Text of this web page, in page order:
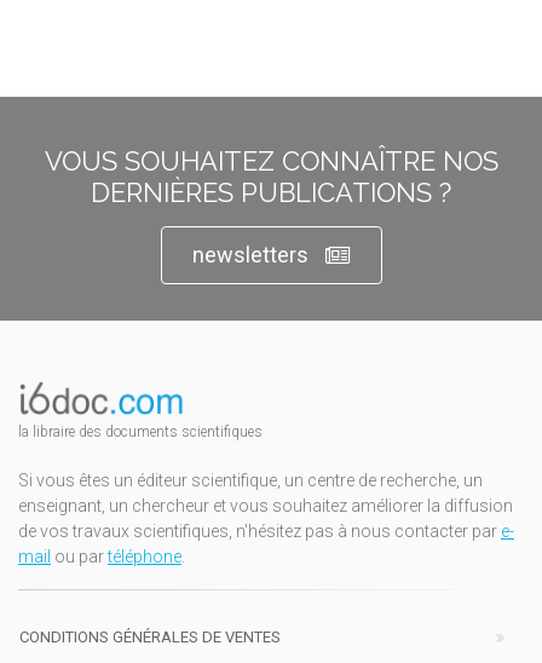
VOUS SOUHAITEZ CONNAÎTRE NOS
DERNIÈRES PUBLICATIONS ?
newsletters
la libraire des documents scientifiques
Si vous êtes un éditeur scientifique, un centre de recherche, un
enseignant, un chercheur et vous souhaitez améliorer la diffusion
de vos travaux scientifiques, n'hésitez pas à nous contacter par e-
mail ou partéléphone
CONDITIONS GÉNÉRALES DE VENTES